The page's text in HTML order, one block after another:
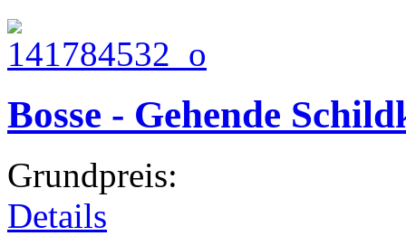
Bosse - Gehende
Grundpreis:
Details